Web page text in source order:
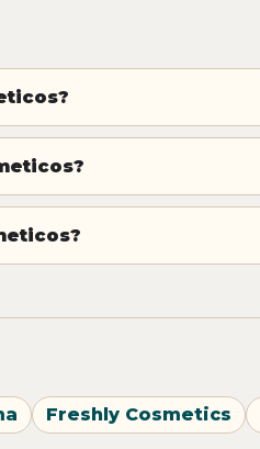
Freshly Cosmetics